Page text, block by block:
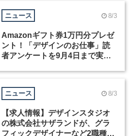
ニュース 8/3
Amazonギフト券1万円分プレゼ
ント！「デザインのお仕事」読
者アンケートを9月4日まで実施
ニュース 8/3
【求人情報】デザインスタジオ
の株式会社サザランドが、グラ
フィックデザイナーなど2職種を